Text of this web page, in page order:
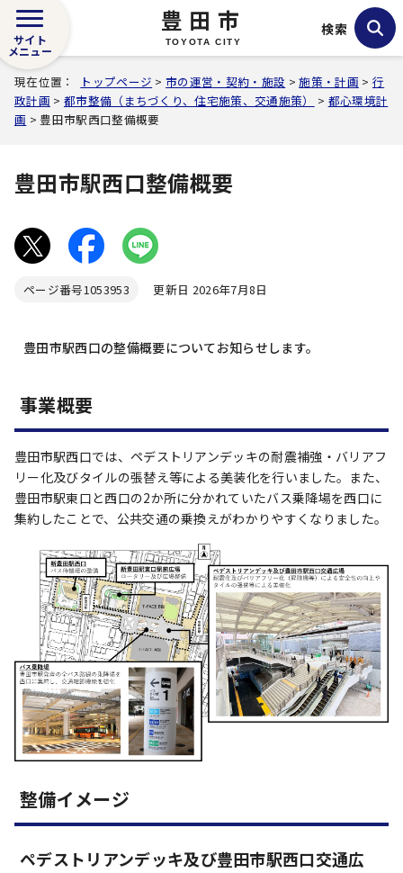
豊田市
TOYOTA CITY
サイト
メニュー
検索
現在位置： トップページ >市の運営・契約・施設 >施策・計画> 行
政計画> 都市整備（まちづくり、住宅施策、交通施策） > 都心環境計
画 > 豊田市駅西口整備概要
豊田市駅西口整備概要
ページ番号1053953 更新日 2026年7月8日
豊田市駅西口の整備概要についてお知らせします。
事業概要
豊田市駅西口では、ペデストリアンデッキの耐震補強・バリアフ
リー化及びタイルの張替え等による美装化を行いました。また、
豊田市駅東口と西口の2か所に分かれていたバス乗降場を西口に
集約したことで、公共交通の乗換えがわかりやすくなりました。
整備イメージ
ペデストリアンデッキ及び豊田市駅西口交通広